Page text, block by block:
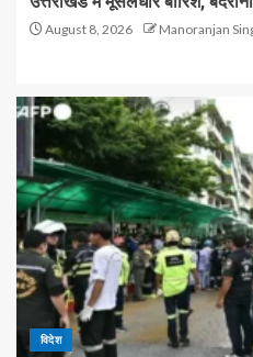
August 8, 2026 Manoranjan
विदेश